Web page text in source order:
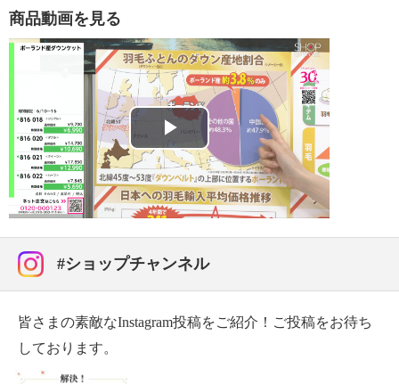
・漂白処理：塩素系・酸素系漂白不可
・タンブル乾燥：不可
・自然乾燥：吊り干し
・アイロン仕上げ：不可
・ドライクリーニング：石油系ドライクリーニング可
【メンテナンス（ケアラベル）】
・洗濯機の取扱説明書に従う
・高水位で単独で洗う
・洗濯ネット使用
・中性洗剤使用
【使用上の注意】
・ふとんがわ地の傷みや汚れを防ぐため、カバーやシ
・小さな穴でも羽毛が飛び出しますので、絶対に針
や、安全ピンで襟カバーなどを付けないでください。
・ふとんがわ地や縫い目などから羽毛が出てくること
商品動画を見る
Play
Video
#ショップチャンネル
皆さまの素敵なInstagram投稿をご紹介！ご投稿をお待ち
しております。